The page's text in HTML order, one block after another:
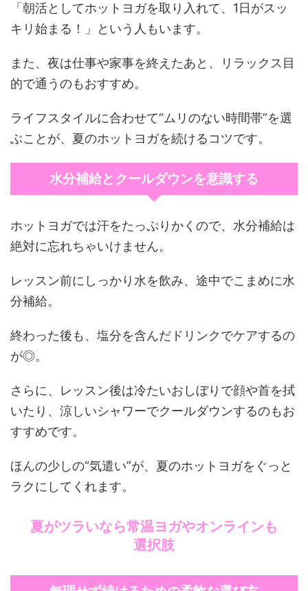
「朝活としてホットヨガを取り入れて、1日がスッ
キリ始まる！」という人もいます。
また、夜は仕事や家事を終えたあと、リラックス目
的で通うのもおすすめ。
ライフスタイルに合わせて“ムリのない時間帯”を選
ぶことが、夏のホットヨガを続けるコツです。
水分補給とクールダウンを意識する
ホットヨガでは汗をたっぷりかくので、水分補給は
絶対に忘れちゃいけません。
レッスン前にしっかり水を飲み、途中でこまめに水
分補給。
終わった後も、塩分を含んだドリンクでケアするの
が◎。
さらに、レッスン後は冷たいおしぼりで顔や首を拭
いたり、涼しいシャワーでクールダウンするのもお
すすめです。
ほんの少しの“気遣い”が、夏のホットヨガをぐっと
ラクにしてくれます。
夏がツラいなら常温ヨガやオンラインも
選択肢